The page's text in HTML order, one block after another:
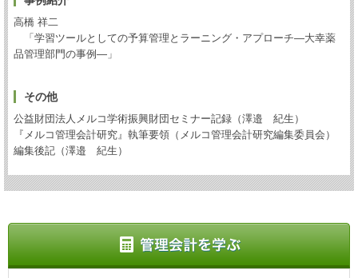
高橋 祥二
「学習ツールとしての予算管理とラーニング・アプローチ―大幸薬
品管理部門の事例―」
その他
公益財団法人メルコ学術振興財団セミナー記録（澤邉 紀生）
『メルコ管理会計研究』執筆要領（メルコ管理会計研究編集委員会）
編集後記（澤邉 紀生）